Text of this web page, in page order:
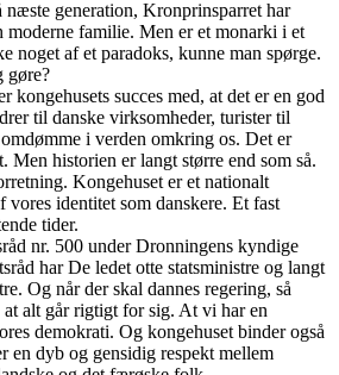
næste generation, Kronprinsparret har
moderne familie. Men er et monarki i et
noget af et paradoks, kunne man spørge.
gøre?
kongehusets succes med, at det er en god
til danske virksomheder, turister til
i verden omkring os. Det er
Men historien er langt større end som så.
Kongehuset er et nationalt
identitet som danskere. Et fast
tider.
nr. 500 under Dronningens kyndige
har De ledet otte statsministre og langt
Og når der skal dannes regering, så
alt går rigtigt for sig. At vi har en
demokrati. Og kongehuset binder også
en dyb og gensidig respekt mellem